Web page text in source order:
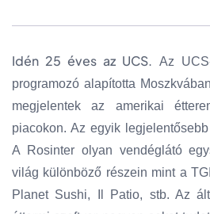
Idén 25 éves az UCS. Az
programozó alapította
megjelentek az amerikai
piacokon. Az egyik
A Rosinter olyan vendéglátó
világ különböző részein mint a
Planet Sushi, Il Patio, stb. Az